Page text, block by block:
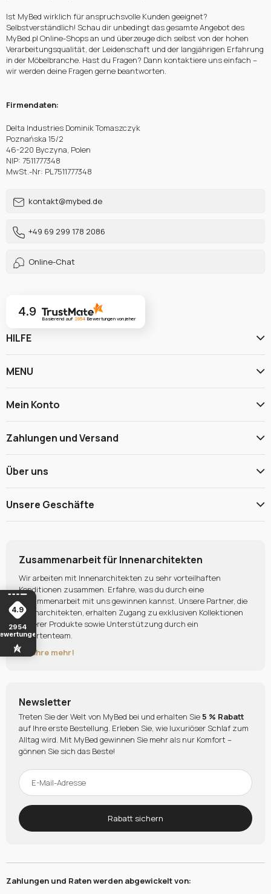
Ist MyBed wirklich für anspruchsvolle Kunden geeignet?
Selbstverständlich! Schau dir unbedingt das gesamte Angebot des
MyBed.pl Online-Shops an und überzeuge dich selbst von der hohen
Verarbeitungsqualität, der Leidenschaft und der langjährigen Erfahrung
in der Möbelbranche. Hast du Fragen? Dann kontaktiere uns einfach –
wir werden deine Fragen gerne beantworten.
Firmendaten:
Delta Industries Dominik Tomaszczyk
Poznańska 15/2
46-220 Byczyna, Polen
NIP: 7511777348
MwSt.-Nr: PL7511777348
kontakt@mybed.de
+49 69 299 178 2086
Online-Chat
4.9
Basierend auf 2954Bewertungen von jeher
4.9
2954
HILFE
MENU
Mein Konto
Zahlungen und Versand
Über uns
Unsere Geschäfte
Zusammenarbeit für Innenarchitekten
Wir arbeiten mit Innenarchitekten zu sehr vorteilhaften
Konditionen zusammen. Erfahre, was du durch eine
Zusammenarbeit mit uns gewinnen kannst. Unsere Partner, die
Innenarchitekten, erhalten Zugang zu exklusiven Kollektionen
unserer Produkte sowie Unterstützung durch ein
Expertenteam.
Erfahre mehr!
Newsletter
Treten Sie der Welt von MyBed bei und erhalten Sie5 % Rabatt
auf Ihre erste Bestellung. Erleben Sie, wie luxuriöser Schlaf zum
Alltag wird. Mit MyBed gewinnen Sie mehr als nur Komfort –
gönnen Sie sich das Beste!
Rabatt sichern
Zahlungen und Raten werden abgewickelt von: